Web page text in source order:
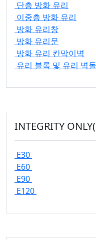
단층 방화 유리
이중층 방화 유리
방화 유리창
방화 유리문
방화 유리 칸막이벽
유리 블록 및 유리 벽돌
INTEGRITY
E30
E60
E90
E120